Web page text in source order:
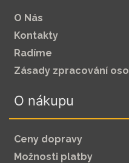
O Nás
Kontakty
Radíme
Zásady zpracování
O nákupu
Ceny dopravy
Možnosti platby